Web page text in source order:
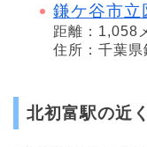
鎌ケ谷市立
距離：1,058
住所：千葉
北初富駅の近